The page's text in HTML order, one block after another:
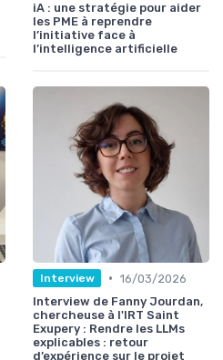
iA : une stratégie pour aider
les PME à reprendre
l’initiative face à
l’intelligence artificielle
Interview • 16/03/2026
Interview de Fanny Jourdan,
chercheuse à l'IRT Saint
Exupery : Rendre les LLMs
explicables : retour
d’expérience sur le projet